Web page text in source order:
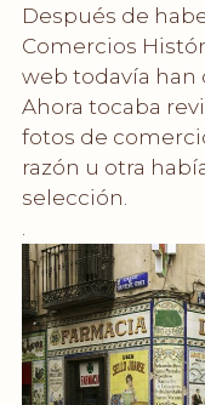
Después de
Comercios
web todavía han
Ahora tocaba
fotos de
razón u otra
selección.
.